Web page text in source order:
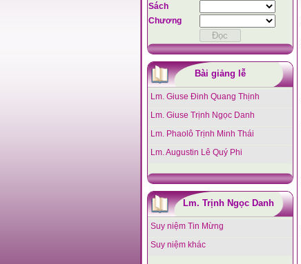
Sách
Chương
Bài giảng lễ
Lm. Giuse Đinh Quang Thịnh
Lm. Giuse Trịnh Ngọc Danh
Lm. Phaolô Trịnh Minh Thái
Lm. Augustin Lê Quý Phi
Lm. Trịnh Ngọc Danh
Suy niệm Tin Mừng
Suy niệm khác